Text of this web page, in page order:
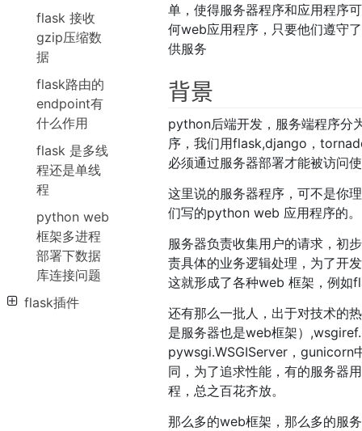
flask 接收
gzip压缩数
据
flask路由的
endpoint有
什么作用
flask 是多线
程还是单线
程
python web
框架多进程
部署下数据
库连接问题
flask插件
单，使得服务器程序和应用程序
何web应用程序，只要他们遵守
供服务
背景
python后端开发，服务端程序分
序，我们用flask,django，
必须通过服务器部署才能被访问
这里说的服务器程序，可不是你
们写的python web 应用程序的。
服务器负责收集用户的请求，初
责具体的业务逻辑处理，为了开
这就形成了各种web 框架，例如
还有那么一批人，出于对技术的
是服务器也是web框架）
pywsgi.WSGIServer，gunicorn
同，为了追求性能，有的服务器
程，总之百花齐放。
那么多的web框架，那么多的服